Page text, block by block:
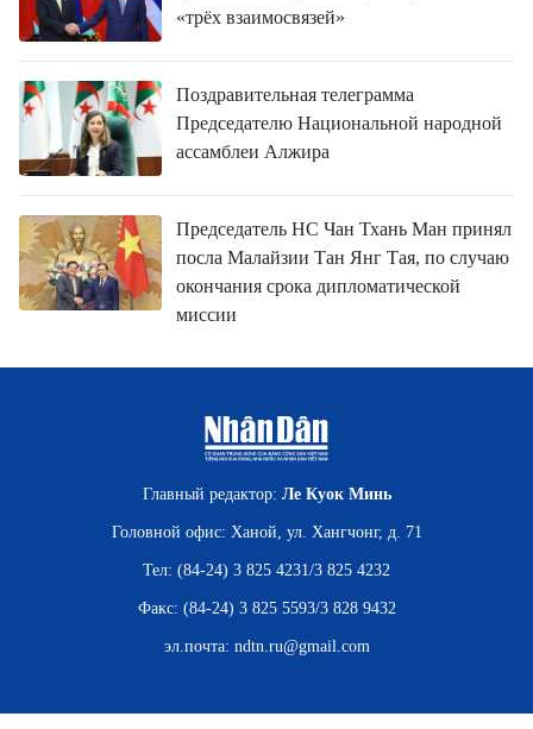
«трёх взаимосвязей»
Поздравительная телеграмма
Председателю Национальной народной
ассамблеи Алжира
Председатель НС Чан Тхань Ман принял
посла Малайзии Тан Янг Тая, по случаю
окончания срока дипломатической
миссии
Главный редактор: Ле Куок Минь
Головной офис: Ханой, ул. Хангчонг, д. 71
Тел: (84-24) 3 825 4231/3 825 4232
Факс: (84-24) 3 825 5593/3 828 9432
эл.почта: ndtn.ru@gmail.com